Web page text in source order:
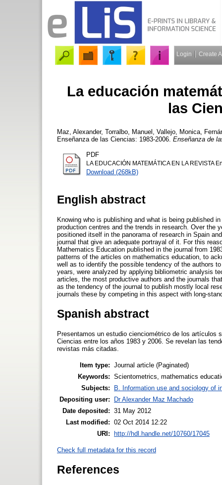
Login Create
La educación
las
Maz, Alexander, Torralbo, Manuel Vallejo, Monica
Enseñanza de las Ciencias: 1983-2006. Enseñanza de
PDF
LA EDUCACIÓN MATEMÁTICA EN LA REVISTA
Download (268kB)
English abstract
Knowing who is publishing and what is being published
production centres and the trends in research. Over the
positioned itself in the panorama of research in Spain
journal that give an adequate portrayal of it. For this
Mathematics Education published in the journal from
patterns of the articles on mathematics education, to
well as to identify the possible tendency of the authors
years, were analyzed by applying bibliometric analysis
articles, the most productive authors and the journals
as the tendency of the journal to publish mostly local
journals these by competing in this aspect with long-
Spanish abstract
Presentamos un estudio cienciométrico de los artículos
Ciencias entre los años 1983 y 2006. Se revelan las
revistas más citadas.
Item type: Journal article (Paginated)
Keywords: Scientometrics, mathematics
Subjects:
B. Information use and sociology of
Depositing user:
Dr Alexander Maz Machado
Date deposited: 31 May 2012
Last modified: 02 Oct 2014 12:22
URI:
http://hdl.handle.net/10760/17045
Check full metadata for this record
References